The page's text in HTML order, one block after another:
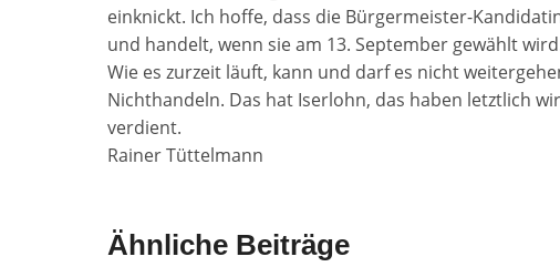
einknickt. Ich hoffe, dass die Bürgermeister-
und handelt, wenn sie am 13. September gewählt
Wie es zurzeit läuft, kann und darf es nicht
Nichthandeln. Das hat Iserlohn, das haben letztlich
verdient.
Rainer Tüttelmann
Ähnliche Beiträge